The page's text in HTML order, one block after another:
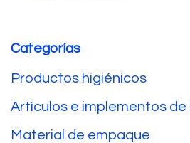
Categorías
Productos higiénicos
Artículos e implementos de
Material de empaque